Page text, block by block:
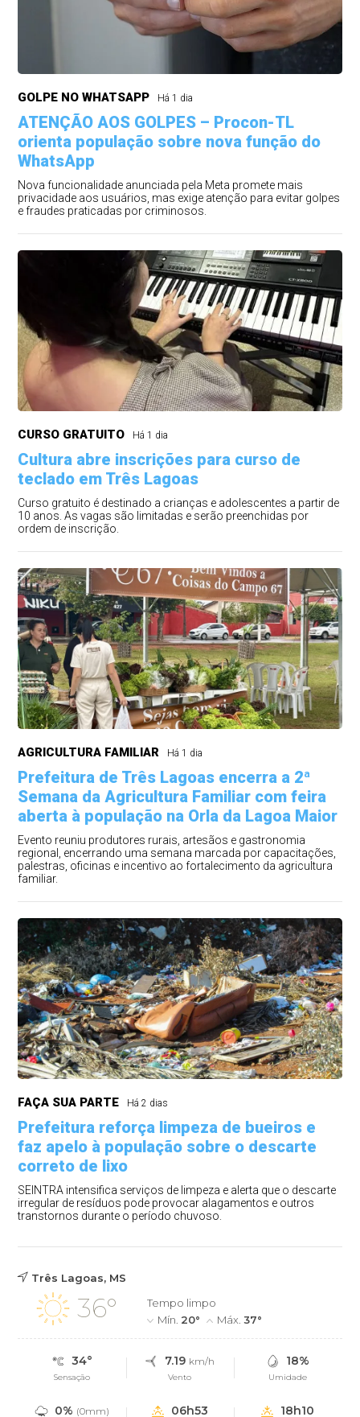
GOLPE NO WHATSAPP Há 1 dia
ATENÇÃO AOS GOLPES – Procon-TL
orienta população sobre nova função do
WhatsApp
Nova funcionalidade anunciada pela Meta promete mais
privacidade aos usuários, mas exige atenção para evitar golpes
e fraudes praticadas por criminosos.
CURSO GRATUITO Há 1 dia
Cultura abre inscrições para curso de
teclado em Três Lagoas
Curso gratuito é destinado a crianças e adolescentes a partir de
10 anos. As vagas são limitadas e serão preenchidas por
ordem de inscrição.
AGRICULTURA FAMILIAR Há 1 dia
Prefeitura de Três Lagoas encerra a 2ª
Semana da Agricultura Familiar com feira
aberta à população na Orla da Lagoa Maior
Evento reuniu produtores rurais, artesãos e gastronomia
regional, encerrando uma semana marcada por capacitações,
palestras, oficinas e incentivo ao fortalecimento da agricultura
familiar.
FAÇA SUA PARTE Há 2 dias
Prefeitura reforça limpeza de bueiros e
faz apelo à população sobre o descarte
correto de lixo
SEINTRA intensifica serviços de limpeza e alerta que o descarte
irregular de resíduos pode provocar alagamentos e outros
transtornos durante o período chuvoso.
Três Lagoas, MS
36°
Tempo limpo
Mín. 20° Máx.37°
34°
Sensação
7.19 km/h
Vento
18%
Umidade
0% (0mm) 06h53 18h10